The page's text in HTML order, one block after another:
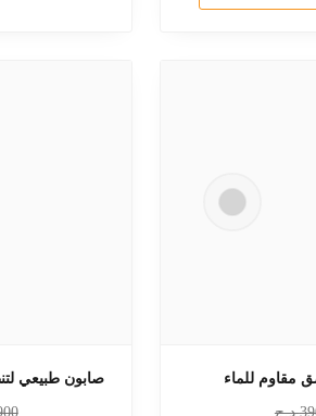
مقاوم للماء
د.ج
صابون طبيعي